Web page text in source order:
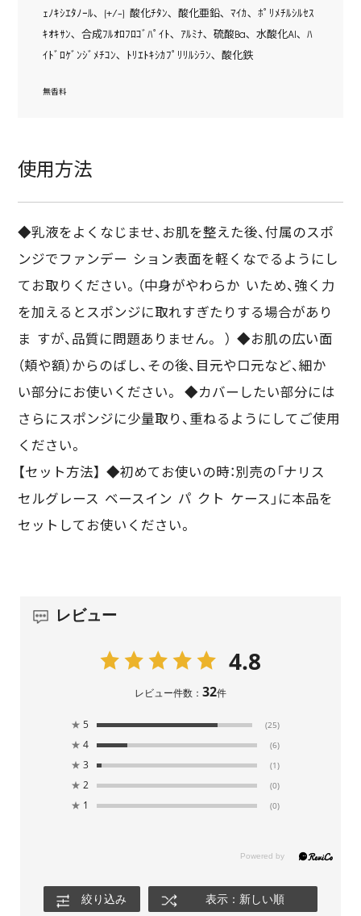
ｪﾉｷｼｴﾀﾉｰﾙ､ (+/-) 酸化ﾁﾀﾝ､ 酸化亜鉛､ ﾏｲｶ､ ﾎﾟﾘﾒﾁﾙｼﾙｾｽ
ｷｵｷｻﾝ､ 合成ﾌﾙｵﾛﾌﾛｺﾞﾊﾟｲﾄ､ ｱﾙﾐﾅ､ 硫酸Ba､ 水酸化Al､ ﾊ
ｲﾄﾞﾛｹﾞﾝｼﾞﾒﾁｺﾝ､ ﾄﾘｴﾄｷｼｶﾌﾟﾘﾘﾙｼﾗﾝ､ 酸化鉄
無香料
使用方法
◆乳液をよくなじませ、お肌を整えた後、付属のスポ
ンジでファンデー ション表面を軽くなでるようにし
てお取りください。（中身がやわらか いため、強く力
を加えるとスポンジに取れすぎたりする場合があり
ま すが、品質に問題ありません。 ） ◆お肌の広い面
（頬や額）からのばし、その後、目元や口元など、細か
い部分にお使いください。 ◆カバーしたい部分には
さらにスポンジに少量取り、重ねるようにしてご使用
ください。
【セット方法】 ◆初めてお使いの時：別売の「ナリス
セルグレース ベースイン パ クト ケース」に本品を
セットしてお使いください。
レビュー
4.8
レビュー件数： 32件
★ 5 (25)
★ 4 (6)
★ 3 (1)
★ 2 (0)
★ 1 (0)
絞り込み 表示：新しい順